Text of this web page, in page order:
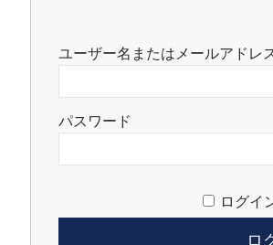
ユーザー名またはメールアドレ
パスワード
ログイ